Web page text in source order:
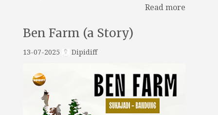
Read more
Ben Farm (a Story)
13-07-2025 Dipidiff